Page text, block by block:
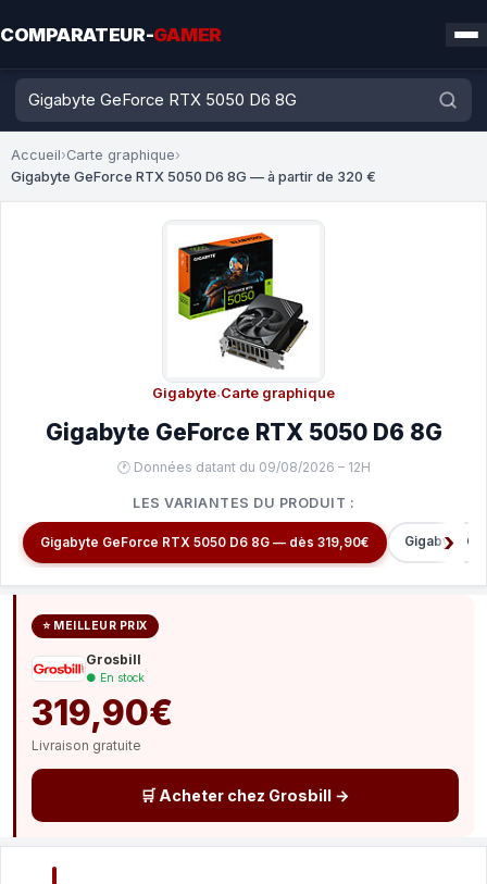
COMPARATEUR-GAMER
Accueil›Carte graphique›
Gigabyte GeForce RTX 5050 D6 8G — à partir de 320 €
Gigabyte·Carte graphique
Gigabyte GeForce RTX 5050 D6 8G
🕐 Données datant du 09/08/2026 – 12H
LES VARIANTES DU PRODUIT :
Gigabyte GeForce RTX 5050 D6 8G — dès 319,90€ Gigabyte
⭐ MEILLEUR PRIX
Grosbill
● En stock
319,90€
Livraison gratuite
🛒 Acheter chez Grosbill →